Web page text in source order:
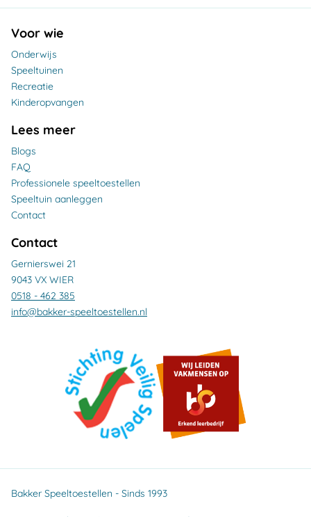
Voor wie
Onderwijs
Speeltuinen
Recreatie
Kinderopvangen
Lees meer
Blogs
FAQ
Professionele speeltoestellen
Speeltuin aanleggen
Contact
Contact
Gernierswei 21
9043 VX WIER
0518 - 462 385
info@bakker-speeltoestellen.nl
Bakker Speeltoestellen - Sinds 1993